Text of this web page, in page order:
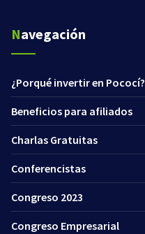
Navegación
¿Porqué invertir en Pococí?
Beneficios para afiliados
Charlas Gratuitas
Conferencistas
Congreso 2023
Congreso Empresarial